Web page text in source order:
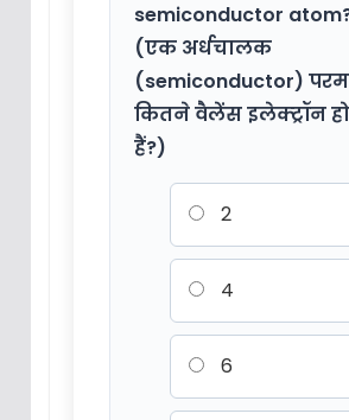
semiconductor
(एक अर्धचालक
(semiconductor)
कितने वैलेंस इलेक्ट्रॉन
हैं?)
2
4
6